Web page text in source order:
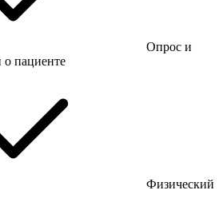
Опрос и
пациенте
Физический